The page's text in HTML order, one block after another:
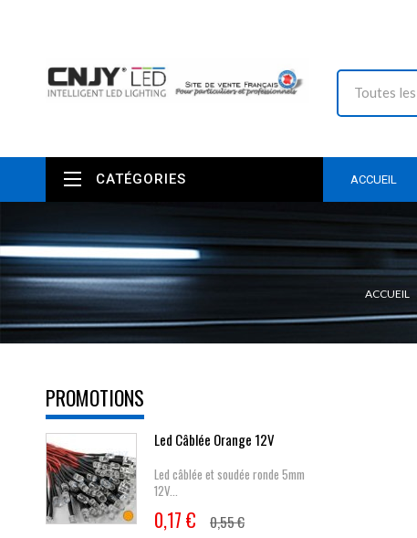
ACCUEIL
CATÉGORIES
ACCUEIL
PROMOTIONS
Led Câblée Orange 12V
Led câblée et soudée ronde 5mm
12V...
0,17 € 0,55 €